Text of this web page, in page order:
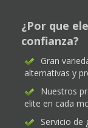
¿Por que
confianza?
Gran
alternativas y
Nuestros
elite en cada
Servicio de